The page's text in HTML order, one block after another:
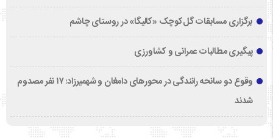
برگزاری مسابقات گل‌کوچک «کالیگا» در روستای چاشم
پیگیری مطالبات عمرانی و کشاورزی
وقوع دو سانحه رانندگی در محورهای دامغان و شهمیرزاد؛ ۱۷ نفر مصدوم
شدند